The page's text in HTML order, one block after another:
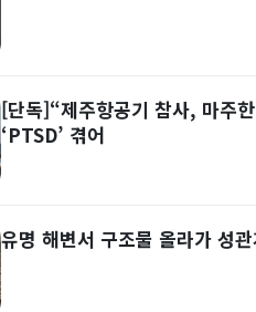
[단독]“제주항공기 참사, 마주
‘PTSD’ 겪어
유명 해변서 구조물 올라가 성